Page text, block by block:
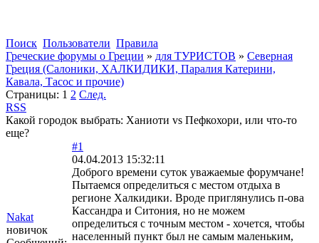
Поиск Пользователи Правила
Греческие форумы о Греции » для ТУРИСТОВ » Северная
Греция (Салоники, ХАЛКИДИКИ, Паралия Катерини,
Кавала, Тасос и прочие)
Страницы: 1 2 След.
RSS
Какой городок выбрать: Ханиоти vs Пефкохори, или что-то
еще?
Nakat
новичок
#1
04.04.2013 15:32:11
Доброго времени суток уважаемые форумчане!
Пытаемся определиться с местом отдыха в
регионе Халкидики. Вроде приглянулись п-ова
Кассандра и Ситония, но не можем
определиться с точным местом - хочется, чтобы
населенный пункт был не самым маленьким,